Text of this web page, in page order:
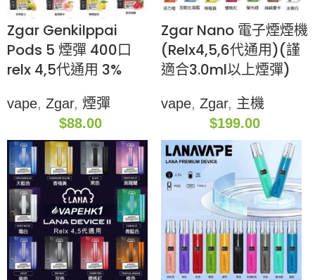
Zgar GenkiIppai
Pods 5 煙彈 400口
relx 4,5代通用 3%
vape, Zgar, 煙彈
$88.00
Zgar Nano 電子煙煙機
(Relx4,5,6代通用)(謹
適合3.0ml以上煙彈)
vape, Zgar, 主機
$199.00